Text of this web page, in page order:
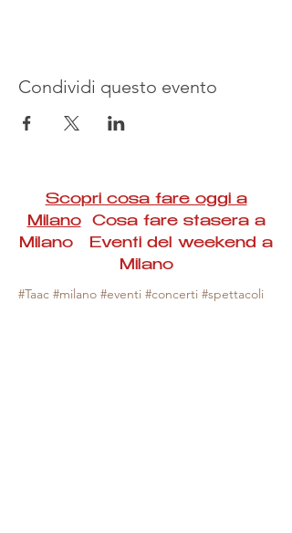
Condividi questo evento
Scopri cosa fare oggi a
MilanoCosa fare stasera a
Milano Eventi del weekend a
Milano
#Taac #milano #eventi #concerti #spettacoli